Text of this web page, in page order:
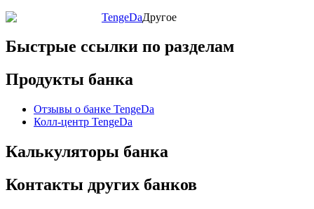
TengeDaДругое
Быстрые ссылки по разделам
Продукты банка
Отзывы о банке TengeDa
Колл-центр TengeDa
Калькуляторы банка
Контакты других банков